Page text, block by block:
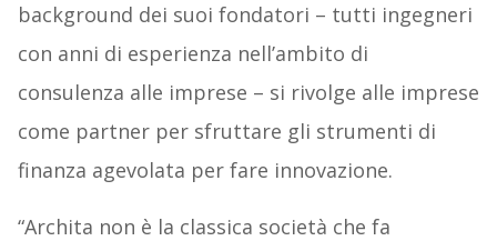
background dei suoi fondatori – tutti ingegneri
con anni di esperienza nell’ambito di
consulenza alle imprese – si rivolge alle imprese
come partner per sfruttare gli strumenti di
finanza agevolata per fare innovazione.
“Archita non è la classica società che fa